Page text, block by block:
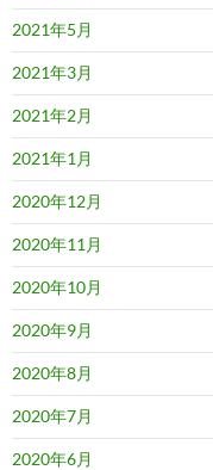
2021年5月
2021年3月
2021年2月
2021年1月
2020年12月
2020年11月
2020年10月
2020年9月
2020年8月
2020年7月
2020年6月